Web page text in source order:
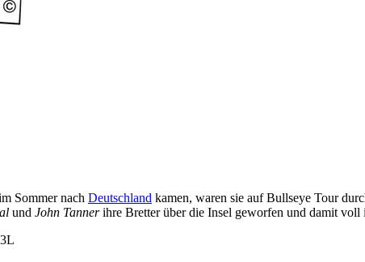
Sommer nach Deutschland kamen, waren sie auf Bullseye Tour
und John Tannerihre Bretter über die Insel geworfen und damit voll